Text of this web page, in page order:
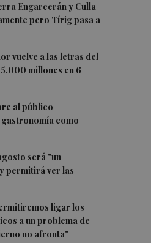
Engarcerán y Culla
pero Tírig pasa a
vuelve a las letras del
millones en 6
al público
como
será "un
permitirá ver las
ligar los
a un problema de
no afronta"